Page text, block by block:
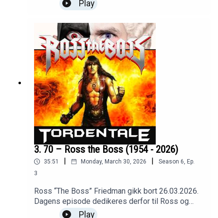
plater!Artikler og podcast -
https://tordentale.ghost.io/Kontakt -
tordentale.podcast@gmail.comBluesky -
https://bsky.app/profile/tordentale.bsky.socialLin
ktree - https://linktr.ee/tordentaleFacebook -
https://www.facebook.com/TordentalePodcast
Play
3. 70 – Ross the Boss (1954 - 2026)
35:51 Monday, March 30, 2026 Season 6, Ep.
3
Ross “The Boss” Friedman gikk bort 26.03.2026.
Dagens episode dedikeres derfor til Ross og
hans rolle i Manowars historie. I tillegg blir det
Play